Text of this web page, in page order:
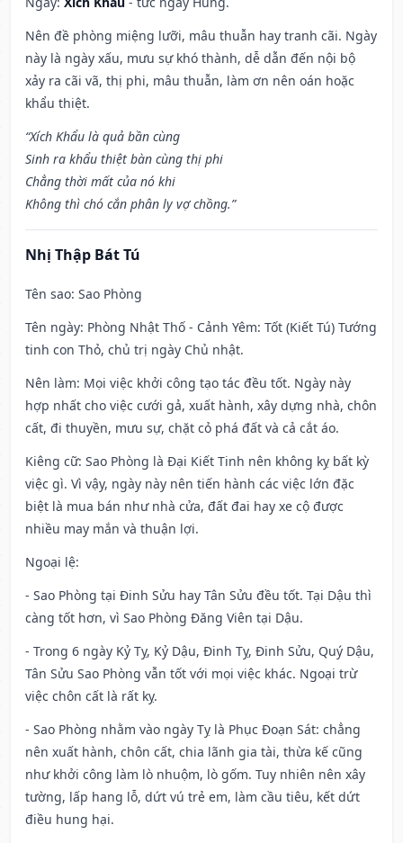
Nên đề phòng miệng lưỡi, mâu thuẫn hay tranh cãi. Ngày
này là ngày xấu, mưu sự khó thành, dễ dẫn đến nội bộ
xảy ra cãi vã, thị phi, mâu thuẫn, làm ơn nên oán hoặc
khẩu thiệt.
“Xích Khẩu là quả bần cùng
Sinh ra khẩu thiệt bàn cùng thị phi
Chẳng thời mất của nó khi
Không thì chó cắn phân ly vợ chồng.”
Nhị Thập Bát Tú
Tên sao: Sao Phòng
Tên ngày: Phòng Nhật Thố - Cảnh Yêm: Tốt (Kiết Tú) Tướng
tinh con Thỏ, chủ trị ngày Chủ nhật.
Nên làm: Mọi việc khởi công tạo tác đều tốt. Ngày này
hợp nhất cho việc cưới gả, xuất hành, xây dựng nhà, chôn
cất, đi thuyền, mưu sự, chặt cỏ phá đất và cả cắt áo.
Kiêng cữ: Sao Phòng là Đại Kiết Tinh nên không kỵ bất kỳ
việc gì. Vì vậy, ngày này nên tiến hành các việc lớn đặc
biệt là mua bán như nhà cửa, đất đai hay xe cộ được
nhiều may mắn và thuận lợi.
Ngoại lệ:
- Sao Phòng tại Đinh Sửu hay Tân Sửu đều tốt. Tại Dậu thì
càng tốt hơn, vì Sao Phòng Đăng Viên tại Dậu.
- Trong 6 ngày Kỷ Tỵ, Kỷ Dậu, Đinh Tỵ, Đinh Sửu, Quý Dậu,
Tân Sửu Sao Phòng vẫn tốt với mọi việc khác. Ngoại trừ
việc chôn cất là rất kỵ.
- Sao Phòng nhằm vào ngày Tỵ là Phục Đoạn Sát: chẳng
nên xuất hành, chôn cất, chia lãnh gia tài, thừa kế cũng
như khởi công làm lò nhuộm, lò gốm. Tuy nhiên nên xây
tường, lấp hang lỗ, dứt vú trẻ em, làm cầu tiêu, kết dứt
điều hung hại.